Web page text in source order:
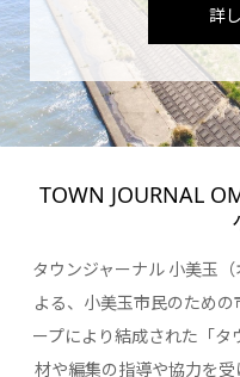
詳
TOWN JOURNAL
タウンジャーナル 小美玉
よる、小美玉市民のため
ープにより結成された「
材や編集の指導や協力を